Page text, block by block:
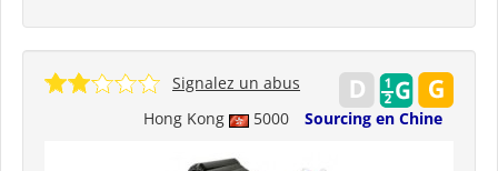
Hong Kong 5000 Sourcing en Chine
Signalez un abus